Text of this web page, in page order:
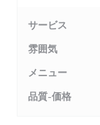
サービス
雰囲気
メニュー
品質-価格